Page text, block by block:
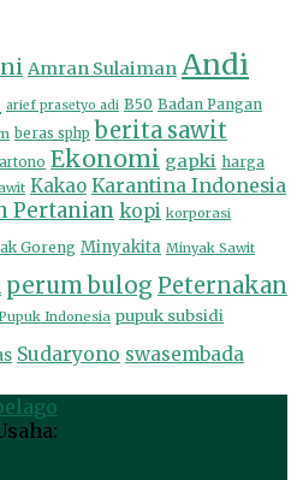
Amran Sulaiman Andi
arief prasetyo adi B50 Badan Pangan
beras sphp berita sawit
Ekonomi gapki harga
Kakao Karantina Indonesia
Pertanian kopi korporasi
Goreng Minyakita Minyak Sawit
perum bulog Peternakan
Pupuk Indonesia pupuk subsidi
Sudaryono swasembada